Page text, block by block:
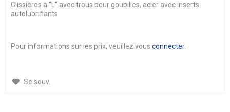
Glissières à "L" avec trous pour goupilles, acier avec inserts
autolubrifiants
Pour informations sur les prix, veuillez vousconnecter.
Se souv.